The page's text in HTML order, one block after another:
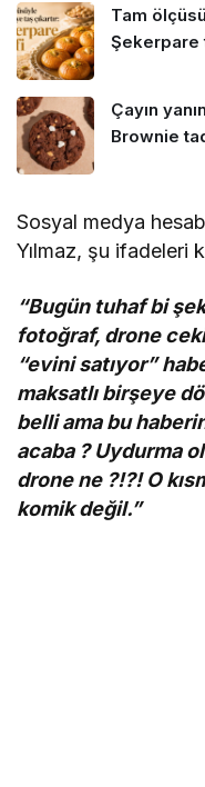
Tam
Şekerpare
Çayın
Brownie
Sosyal medya
Yılmaz, şu ifadeleri
“Bugün tuhaf bi
fotoğraf, drone
“evini satıyor”
maksatlı birşeye
belli ama bu
acaba ? Uydurma
drone ne ?!?! O
komik değil.”